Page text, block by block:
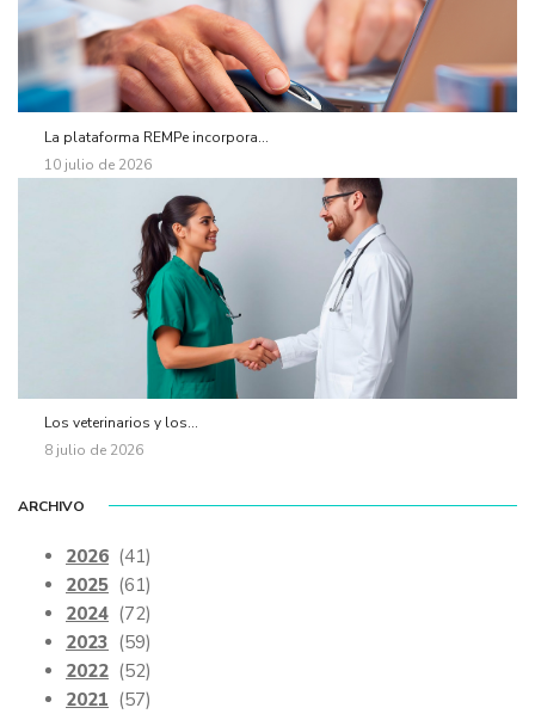
La plataforma REMPe incorpora...
10 julio de 2026
Los veterinarios y los...
8 julio de 2026
ARCHIVO
2026 (41)
2025 (61)
2024 (72)
2023 (59)
2022 (52)
2021 (57)